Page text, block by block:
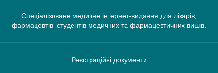
Спеціалізоване медичне інтернет-видання для лікарів,
фармацевтів, студентів медичних та фармацевтичних вишів.
Реєстраційні документи